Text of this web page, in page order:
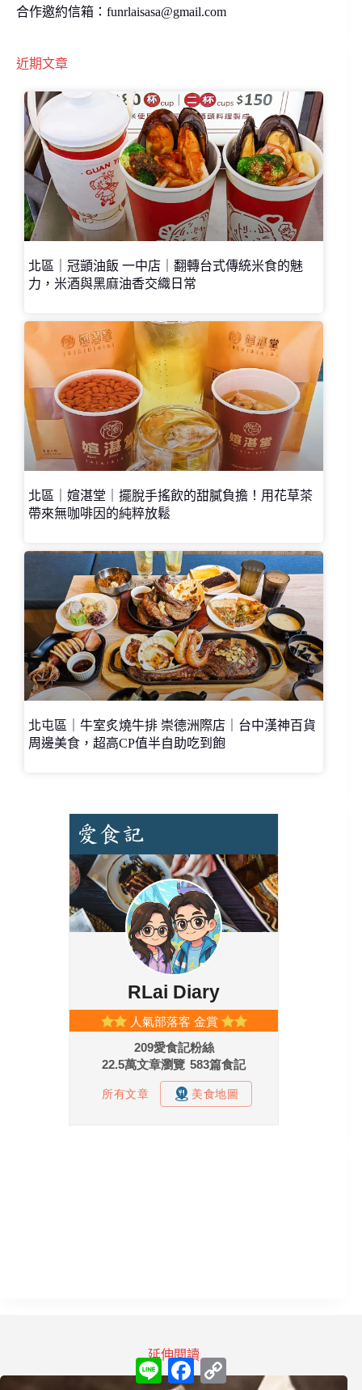
合作邀約信箱： funrlaisasa@gmail.com
近期文章
北區｜冠顗油飯 一中店｜翻轉台式傳統米食的魅
力，米酒與黑麻油香交織日常
北區｜媗湛堂｜擺脫手搖飲的甜膩負擔！用花草茶
帶來無咖啡因的純粹放鬆
北屯區｜牛室炙燒牛排 崇德洲際店｜台中漢神百貨
周邊美食，超高CP值半自助吃到飽
延伸閱讀
L
i
F
a
o